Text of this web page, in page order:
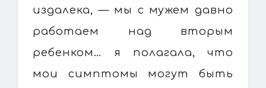
издалека, — мы с мужем давно
работаем над вторым
ребенком… я полагала, что
мои симптомы могут быть